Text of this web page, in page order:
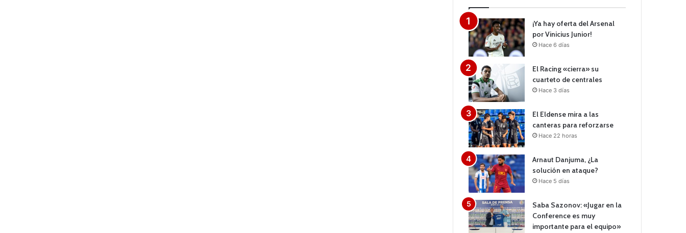
¡Ya hay oferta del Arsenal
por Vinicius Junior!
Hace 6 días
El Racing «cierra» su
cuarteto de centrales
Hace 3 días
El Eldense mira a las
canteras para reforzarse
Hace 22 horas
Arnaut Danjuma, ¿La
solución en ataque?
Hace 5 días
Saba Sazonov: «Jugar en la
Conference es muy
importante para el equipo»